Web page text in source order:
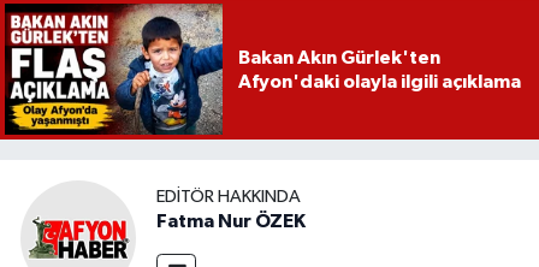
Bakan Akın Gürlek'ten
Afyon'daki olayla ilgili açıklama
EDITÖR HAKKINDA
Fatma Nur ÖZEK